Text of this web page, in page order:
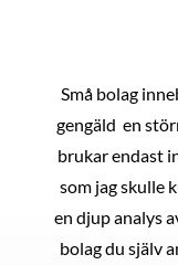
Små bolag
gengäld en
brukar endast
som jag skulle
en djup analys
bolag du själv